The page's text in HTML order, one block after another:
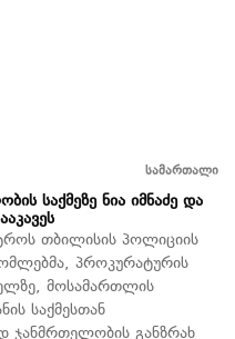
სამართალი
საქმეზე ნია იმნაძე და
თბილისის პოლიციის
პროკურატურის
მოსამართლის
საქმესთან
ჯანმრთელობის განზრახ